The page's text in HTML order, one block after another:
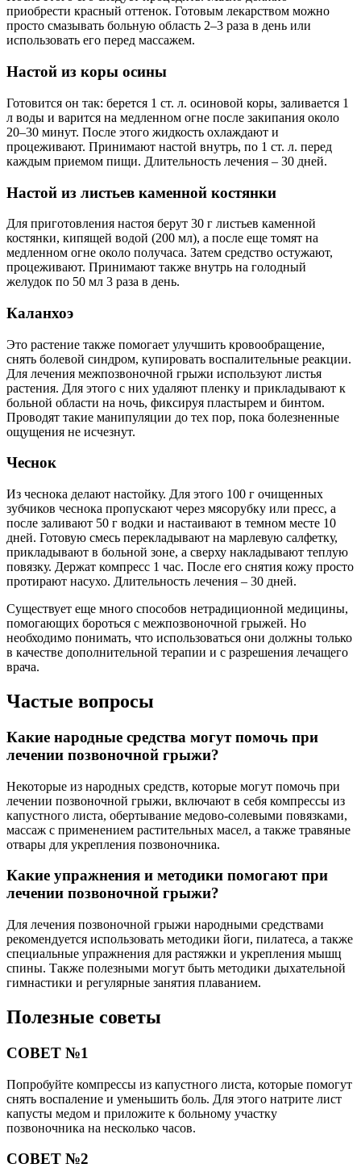
приобрести красный оттенок. Готовым лекарством можно
просто смазывать больную область 2–3 раза в день или
использовать его перед массажем.
Настой из коры осины
Готовится он так: берется 1 ст. л. осиновой коры, заливается 1
л воды и варится на медленном огне после закипания около
20–30 минут. После этого жидкость охлаждают и
процеживают. Принимают настой внутрь, по 1 ст. л. перед
каждым приемом пищи. Длительность лечения – 30 дней.
Настой из листьев каменной костянки
Для приготовления настоя берут 30 г листьев каменной
костянки, кипящей водой (200 мл), а после еще томят на
медленном огне около получаса. Затем средство остужают,
процеживают. Принимают также внутрь на голодный
желудок по 50 мл 3 раза в день.
Каланхоэ
Это растение также помогает улучшить кровообращение,
снять болевой синдром, купировать воспалительные реакции.
Для лечения межпозвоночной грыжи используют листья
растения. Для этого с них удаляют пленку и прикладывают к
больной области на ночь, фиксируя пластырем и бинтом.
Проводят такие манипуляции до тех пор, пока болезненные
ощущения не исчезнут.
Чеснок
Из чеснока делают настойку. Для этого 100 г очищенных
зубчиков чеснока пропускают через мясорубку или пресс, а
после заливают 50 г водки и настаивают в темном месте 10
дней. Готовую смесь перекладывают на марлевую салфетку,
прикладывают в больной зоне, а сверху накладывают теплую
повязку. Держат компресс 1 час. После его снятия кожу просто
протирают насухо. Длительность лечения – 30 дней.
Существует еще много способов нетрадиционной медицины,
помогающих бороться с межпозвоночной грыжей. Но
необходимо понимать, что использоваться они должны только
в качестве дополнительной терапии и с разрешения лечащего
врача.
Частые вопросы
Какие народные средства могут помочь при
лечении позвоночной грыжи?
Некоторые из народных средств, которые могут помочь при
лечении позвоночной грыжи, включают в себя компрессы из
капустного листа, обертывание медово-солевыми повязками,
массаж с применением растительных масел, а также травяные
отвары для укрепления позвоночника.
Какие упражнения и методики помогают при
лечении позвоночной грыжи?
Для лечения позвоночной грыжи народными средствами
рекомендуется использовать методики йоги, пилатеса, а также
специальные упражнения для растяжки и укрепления мышц
спины. Также полезными могут быть методики дыхательной
гимнастики и регулярные занятия плаванием.
Полезные советы
СОВЕТ №1
Попробуйте компрессы из капустного листа, которые помогут
снять воспаление и уменьшить боль. Для этого натрите лист
капусты медом и приложите к больному участку
позвоночника на несколько часов.
СОВЕТ №2